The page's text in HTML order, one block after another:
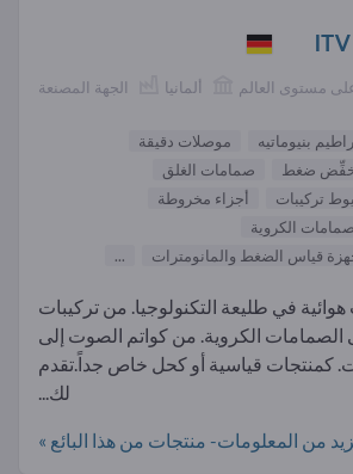
الجهة المصنعة ألمانيا مستوى العالم
بنيوماتيه
موصلات دقيقة
ضغط
صمامات الغلق
تركيبات
أجزاء مخروطة
الكروية
قياس الضغط والمانومترات
...
في طليعة التكنولوجيا. من تركيبات
الصمامات الكروية. من كواتم الصوت إلى
كمنتجات قياسية أو كحل خاص جداً.تقدم
لك...
من المعلومات- منتجات من هذا البائع »